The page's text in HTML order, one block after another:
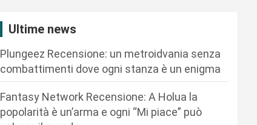
Ultime news
Plungeez Recensione: un metroidvania senza
combattimenti dove ogni stanza è un enigma
Fantasy Network Recensione: A Holua la
popolarità è un’arma e ogni “Mi piace” può